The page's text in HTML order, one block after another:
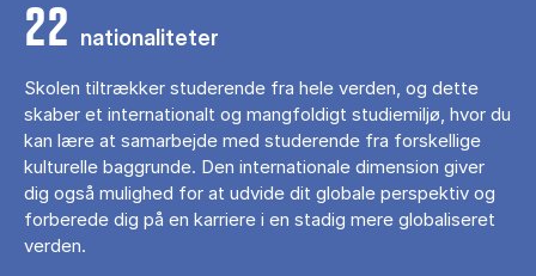
22 nationaliteter
Skolen tiltrækker studerende fra hele verden, og dette
skaber et internationalt og mangfoldigt studiemiljø, hvor du
kan lære at samarbejde med studerende fra forskellige
kulturelle baggrunde. Den internationale dimension giver
dig også mulighed for at udvide dit globale perspektiv og
forberede dig på en karriere i en stadig mere globaliseret
verden.